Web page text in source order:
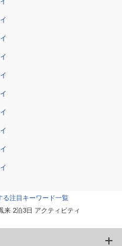
る注目キーワード一覧
来 2泊3日 アクティビティ